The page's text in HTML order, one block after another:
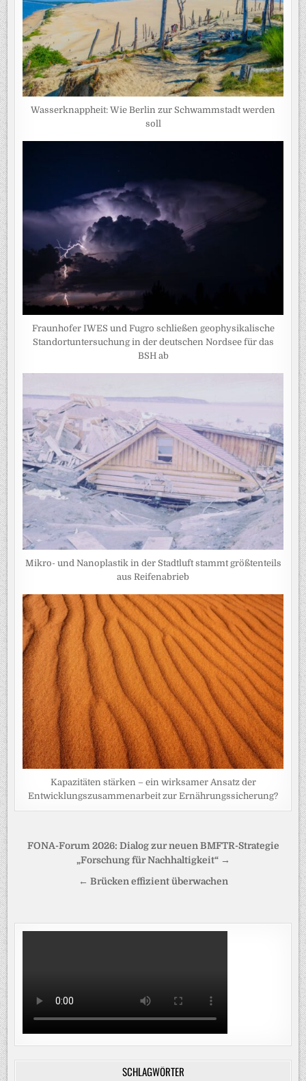
Wasserknappheit: Wie Berlin zur Schwammstadt werden
soll
Fraunhofer IWES und Fugro schließen geophysikalische
Standortuntersuchung in der deutschen Nordsee für das
BSH ab
Mikro- und Nanoplastik in der Stadtluft stammt größtenteils
aus Reifenabrieb
Kapazitäten stärken – ein wirksamer Ansatz der
Entwicklungszusammenarbeit zur Ernährungssicherung?
Beitragsnavigation
FONA-Forum 2026: Dialog zur neuen BMFTR-Strategie
„Forschung für Nachhaltigkeit“ →
← Brücken effizient überwachen
SCHLAGWÖRTER